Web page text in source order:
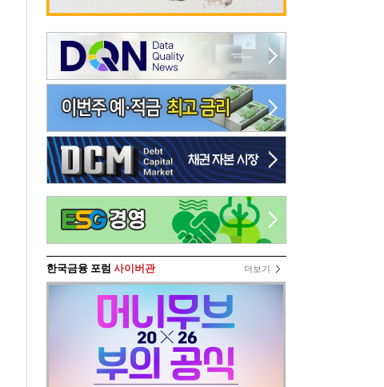
한국금융 포럼 사이버관 더보기